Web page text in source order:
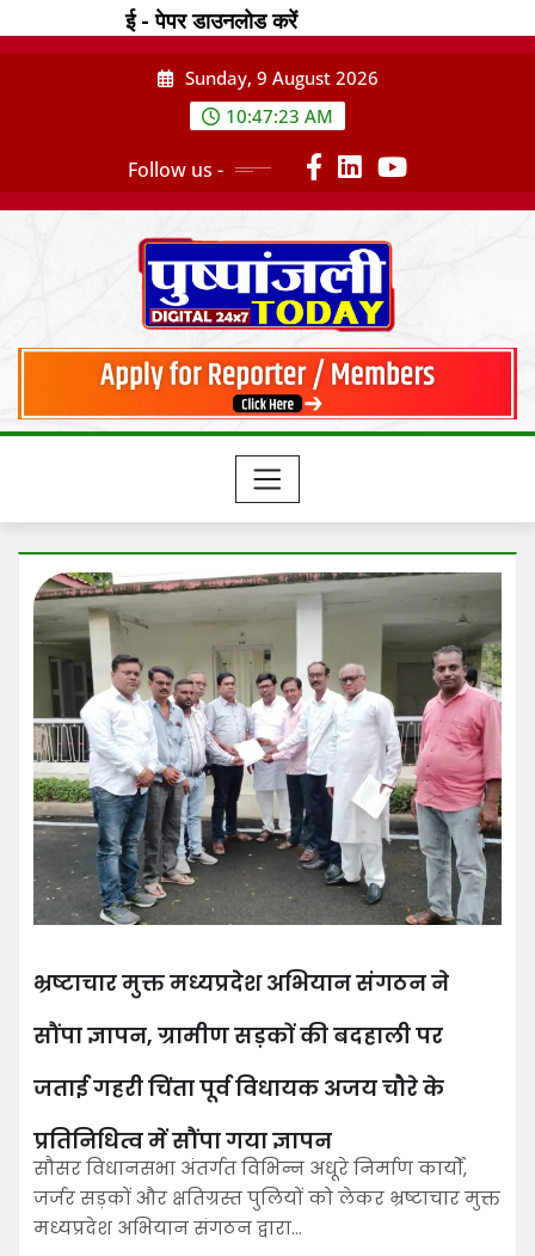
ई - पेपर डाउनलोड करें
Skip
content
Sunday, 9 August 2026
10:47:24 AM
Follow us -
भ्रष्टाचार मुक्त मध्यप्रदेश अभियान संगठन ने
सौंपा ज्ञापन, ग्रामीण सड़कों की बदहाली पर
जताई गहरी चिंता पूर्व विधायक अजय चौरे के
प्रतिनिधित्व में सौंपा गया ज्ञापन
सौसर विधानसभा अंतर्गत विभिन्न अधूरे निर्माण कार्यों,
जर्जर सड़कों और क्षतिग्रस्त पुलियों को लेकर भ्रष्टाचार मुक्त
मध्यप्रदेश अभियान संगठन द्वारा…